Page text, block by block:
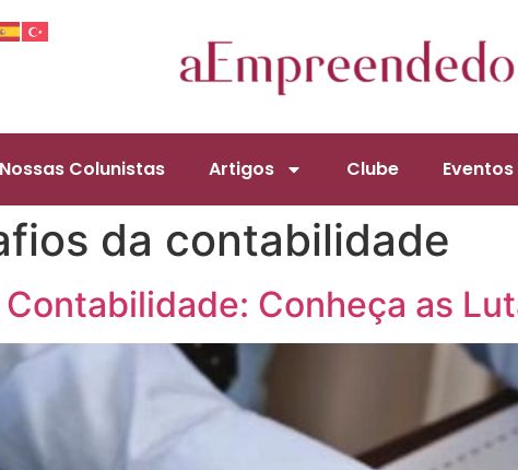
Nossas Colunistas Artigos Clube Eventos
da contabilidade
Conheça as